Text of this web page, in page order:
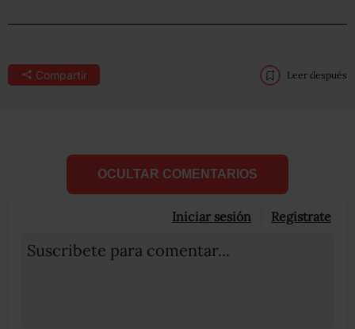
Compartir Leer después
OCULTAR COMENTARIOS
Iniciar sesión Registrate
Suscribete para comentar...